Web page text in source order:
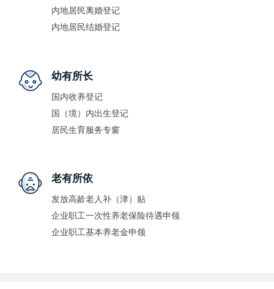
内地居民离婚登记
内地居民结婚登记
幼有所长
国内收养登记
国（境）内出生登记
居民生育服务专窗
老有所依
发放高龄老人补（津）贴
企业职工一次性养老保险待遇申领
企业职工基本养老金申领